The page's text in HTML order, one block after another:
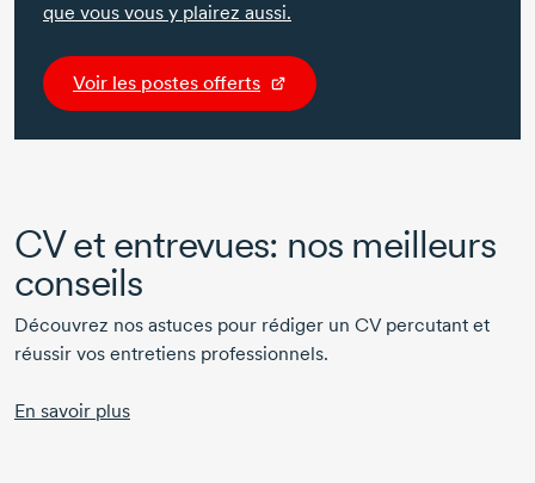
que vous vous y plairez aussi.
Voir les postes offerts
CV et entrevues: nos meilleurs
conseils
Découvrez nos astuces pour rédiger un CV percutant et
réussir vos entretiens professionnels.
En savoir plus